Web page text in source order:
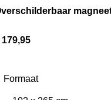
179,95
Formaat